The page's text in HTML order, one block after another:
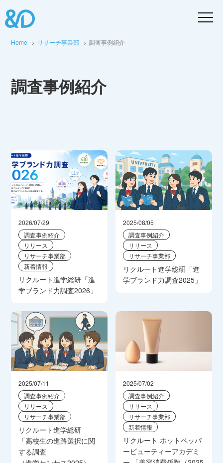
Home リサーチ事業部 調査事例紹介
調査事例紹介
2026/07/29
調査事例紹介
リリース
リサーチ事業部
新着情報
リクルート進学総研「進
学ブランド力調査2026」
2025/08/05
調査事例紹介
リリース
リサーチ事業部
リクルート進学総研「進
学ブランド力調査2025」
2025/07/11
調査事例紹介
リリース
リサーチ事業部
リクルート進学総研
「高校生の進路選択に関
する調査
2025/07/02
調査事例紹介
リリース
リサーチ事業部
新着情報
リクルート ホットペッパ
ービューティーアカデミ